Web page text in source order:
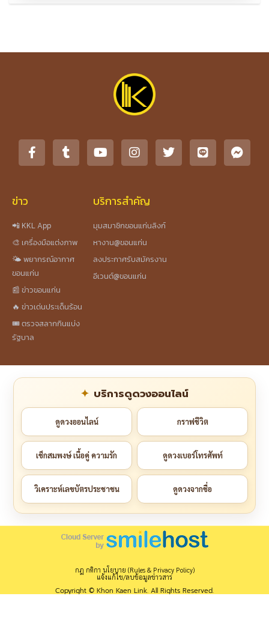
ข่าว
📲 KKL App
🎨 เครื่องมือแต่งภาพ
🌤️ พยากรณ์อากาศ
ขอนแก่น
📰 ข่าวขอนแก่น
🔥 ข่าวเด่นประเด็นร้อน
🎟️ ตรวจสลากกินแบ่ง
รัฐบาล
บริการสำคัญ
มุมสมาชิกขอนแก่นลิงก์
หางาน@ขอนแก่น
ลงประกาศรับสมัครงาน
อีเวนต์@ขอนแก่น
บริการดูดวงออนไลน์
ดูดวงออนไลน์ กราฟชีวิต
เช็กสมพงษ์ เนื้อคู่ ความรัก ดูดวงเบอร์โทรศัพท์
วิเคราะห์เลขบัตรประชาชน ดูดวงจากชื่อ
กฎ กติกา นโยบาย (Rules & Privacy Policy)
แจ้งแก้ไข/ลบข้อมูลข่าวสาร
Copyright © Khon Kaen Link. All Rights Reserved.